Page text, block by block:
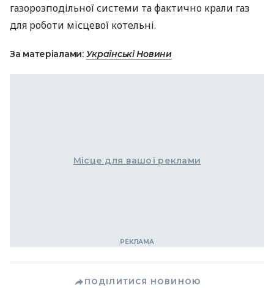
газорозподільної системи та фактично крали газ
для роботи місцевої котельні.
За матеріалами: Українські Новини
Місце для вашої реклами
ПОДІЛИТИСЯ НОВИНОЮ